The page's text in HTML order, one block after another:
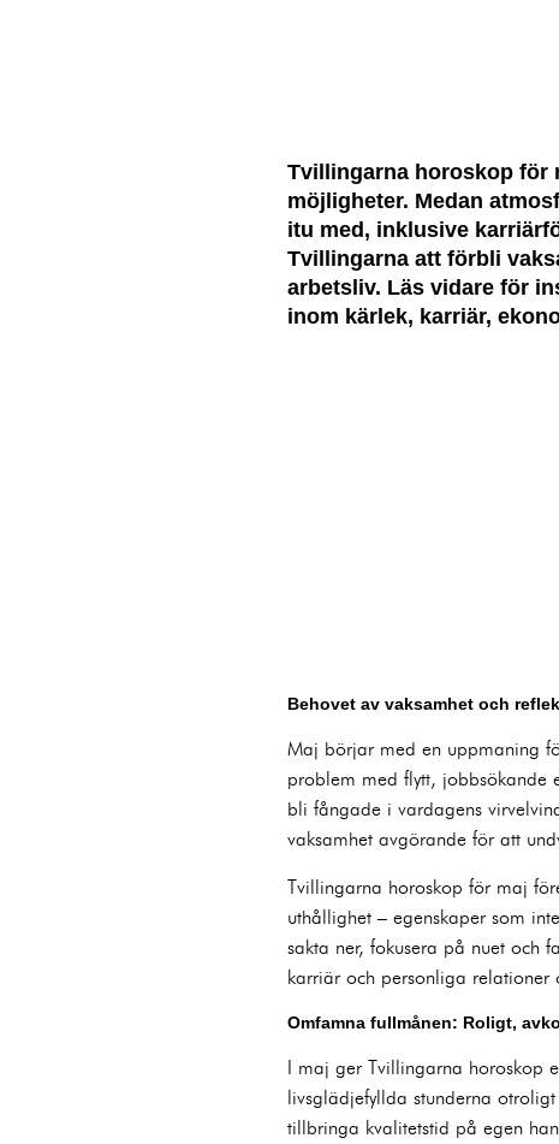
Tvillingarna horoskop för
möjligheter. Medan
itu med, inklusive
Tvillingarna att förbli
arbetsliv. Läs vidare för
inom kärlek, karriär,
Behovet av vaksamhet och
Maj börjar med en uppmaning
problem med flytt, jobbsökande
bli fångade i vardagens
vaksamhet avgörande för att
Tvillingarna horoskop för maj
uthållighet – egenskaper som
sakta ner, fokusera på nuet och
karriär och personliga relationer
Omfamna fullmånen: Roligt,
I maj ger Tvillingarna horoskop
livsglädjefyllda stunderna
tillbringa kvalitetstid på egen